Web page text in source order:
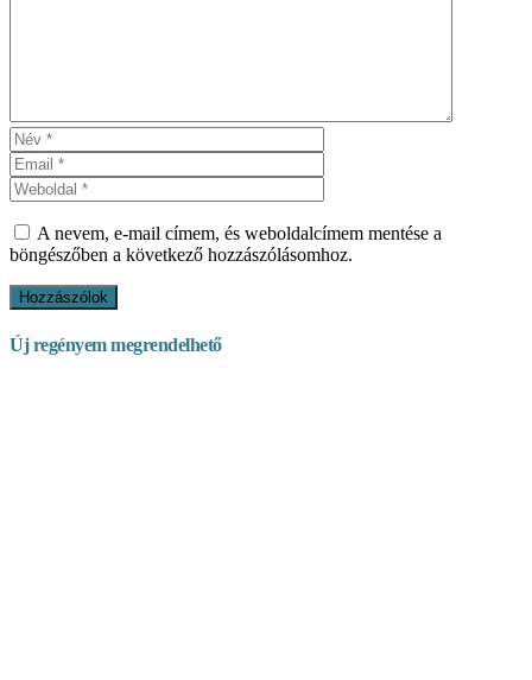
A nevem, e-mail címem, és weboldalcímem mentése a
böngészőben a következő hozzászólásomhoz.
Új regényem megrendelhető